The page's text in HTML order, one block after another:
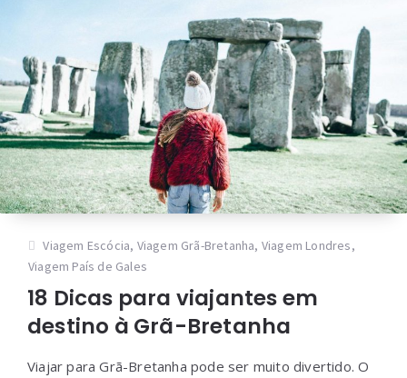
Viagem Escócia, Viagem Grã-Bretanha, Viagem Londres,
Viagem País de Gales
18 Dicas para viajantes em
destino à Grã-Bretanha
Viajar para Grã-Bretanha pode ser muito divertido. O